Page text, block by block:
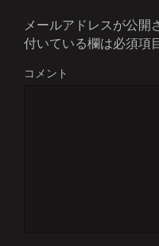
メールアドレスが公開
付いている欄は必須項
コメント